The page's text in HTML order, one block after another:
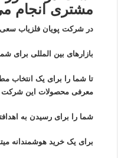
مشتری انجام
در شرکت پویان فلزیاب
بازار‌های بین المللی برای
تا شما را برای یک انتخاب
معرفی محصولات این شرکت
شما را برای رسیدن به
برای یک خرید هوشمندانه